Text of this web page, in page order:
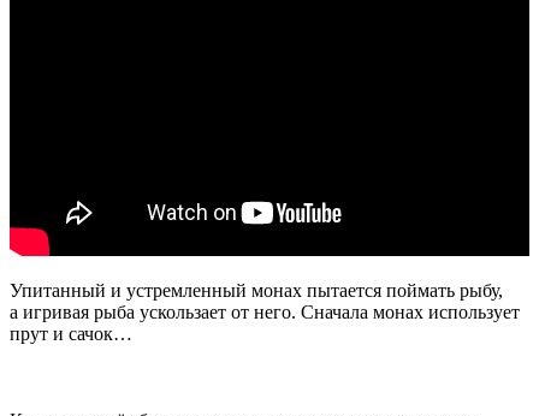
Упитанный и устремленный монах пытается поймать рыбу,
а игривая рыба ускользает от него. Сначала монах использует
прут и сачок…